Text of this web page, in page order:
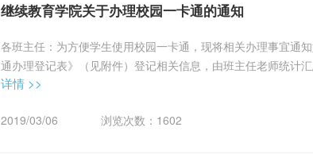
继续教育学院关于办理校园一卡通的通知
各班主任：为方便学生使用校园一卡通，现将相关办理事宜通
通办理登记表》（见附件）登记相关信息，由班主任老师统计
张秋老师处，办证工本费：10元/人。请按时报送，过期不再
详情 >>
2019/03/06 浏览次数： 1602